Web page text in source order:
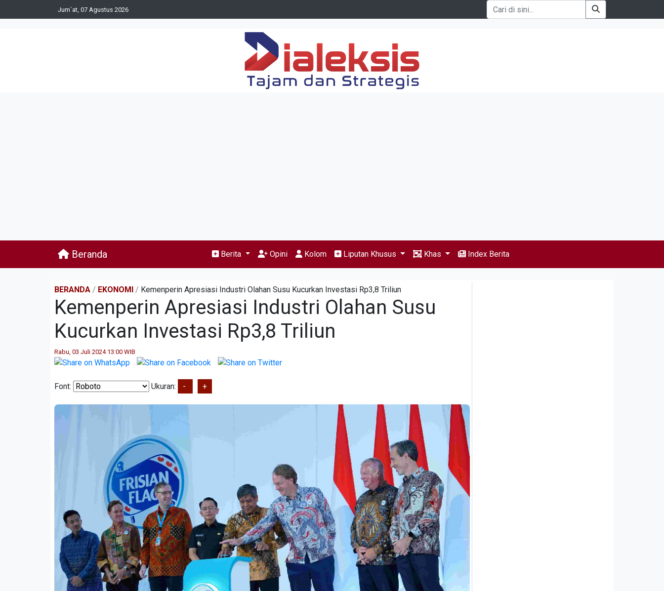
Jum`at, 07 Agustus 2026
Beranda Berita Opini Kolom Liputan Khusus Khas Index Berita
BERANDA / EKONOMI / Kemenperin Apresiasi Industri Olahan Susu Kucurkan Investasi Rp3,8 Triliun
Kemenperin Apresiasi Industri Olahan Susu
Kucurkan Investasi Rp3,8 Triliun
Rabu, 03 Juli 2024 13:00 WIB
Font: Ukuran: - +